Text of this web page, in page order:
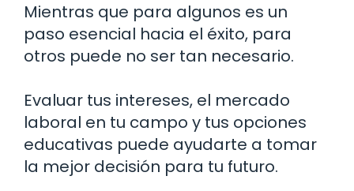
Mientras que para algunos es un
paso esencial hacia el éxito, para
otros puede no ser tan necesario.
Evaluar tus intereses, el mercado
laboral en tu campo y tus opciones
educativas puede ayudarte a tomar
la mejor decisión para tu futuro.